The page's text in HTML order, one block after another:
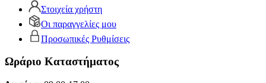
Στοιχεία χρήστη
Οι παραγγελίες μου
Προσωπικές Ρυθμίσεις
Ωράριο Καταστήματος